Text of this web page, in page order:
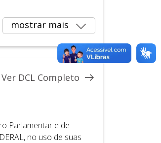
mostrar mais
Ver DCL Completo
Parlamentar e de
no uso de suas